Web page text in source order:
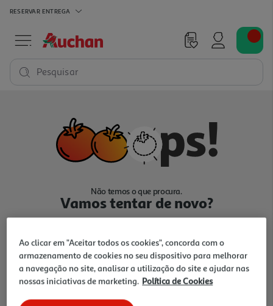
RESERVAR ENTREGA
Pesquisar
Não temos o que procura.
Vamos tentar de novo?
Ir para Homepage
Ao clicar em "Aceitar todos os cookies", concorda com o
armazenamento de cookies no seu dispositivo para melhorar
a navegação no site, analisar a utilização do site e ajudar nas
nossas iniciativas de marketing. Política de Cookies